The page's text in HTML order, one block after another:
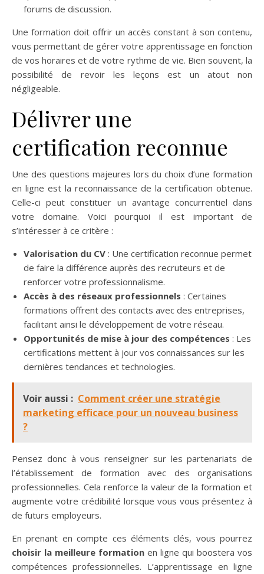
forums de discussion.
Une formation doit offrir un accès constant à son contenu,
vous permettant de gérer votre apprentissage en fonction
de vos horaires et de votre rythme de vie. Bien souvent, la
possibilité de revoir les leçons est un atout non
négligeable.
Délivrer une
certification reconnue
Une des questions majeures lors du choix d’une formation
en ligne est la reconnaissance de la certification obtenue.
Celle-ci peut constituer un avantage concurrentiel dans
votre domaine. Voici pourquoi il est important de
s’intéresser à ce critère :
Valorisation du CV : Une certification reconnue permet
de faire la différence auprès des recruteurs et de
renforcer votre professionnalisme.
Accès à des réseaux professionnels : Certaines
formations offrent des contacts avec des entreprises,
facilitant ainsi le développement de votre réseau.
Opportunités de mise à jour des compétences : Les
certifications mettent à jour vos connaissances sur les
dernières tendances et technologies.
Voir aussi : Comment créer une stratégie
marketing efficace pour un nouveau business
?
Pensez donc à vous renseigner sur les partenariats de
l’établissement de formation avec des organisations
professionnelles. Cela renforce la valeur de la formation et
augmente votre crédibilité lorsque vous vous présentez à
de futurs employeurs.
En prenant en compte ces éléments clés, vous pourrez
choisir la meilleure formation en ligne qui boostera vos
compétences professionnelles. L’apprentissage en ligne